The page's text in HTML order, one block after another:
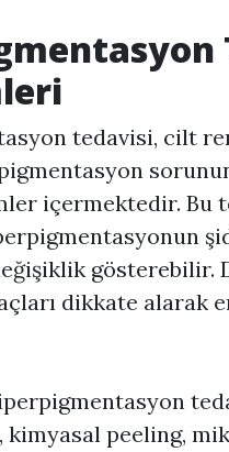
tedavisi, cilt
içermektedir. Bu
dikkate alarak
peeling,